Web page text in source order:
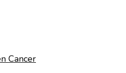
Cancer